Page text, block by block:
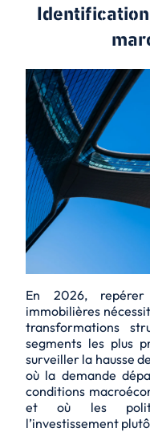
En 2026, repérer
immobilières
transformations
segments les plus
surveiller la hausse
où la demande
conditions
et où les
l’investissement